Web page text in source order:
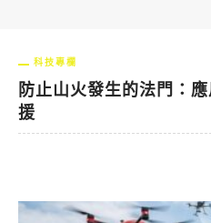
科技專欄
防止山火發生的法門：
援